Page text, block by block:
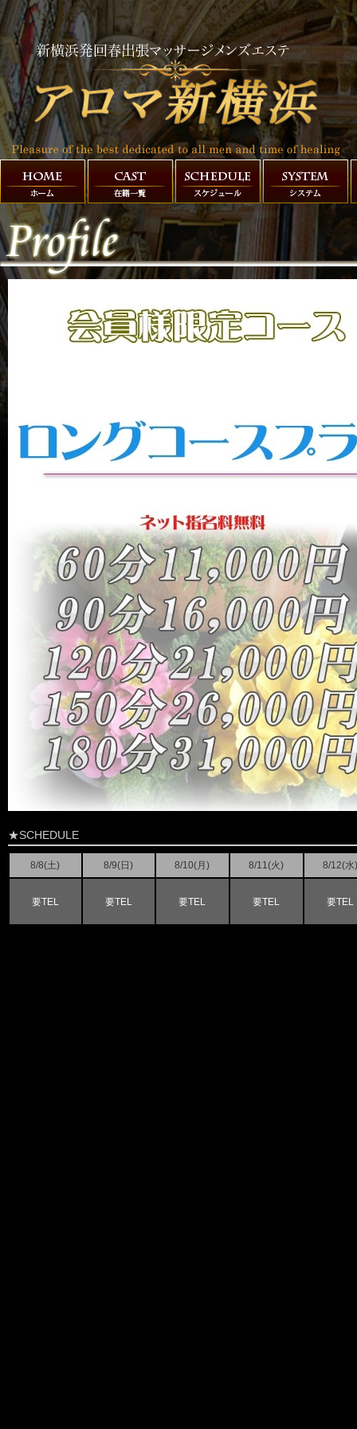
★SCHEDULE
8/8(土) 8/9( 日) 8/10(月) 8/11(火) 8/12(水
要TEL 要TEL 要TEL 要TEL 要TEL